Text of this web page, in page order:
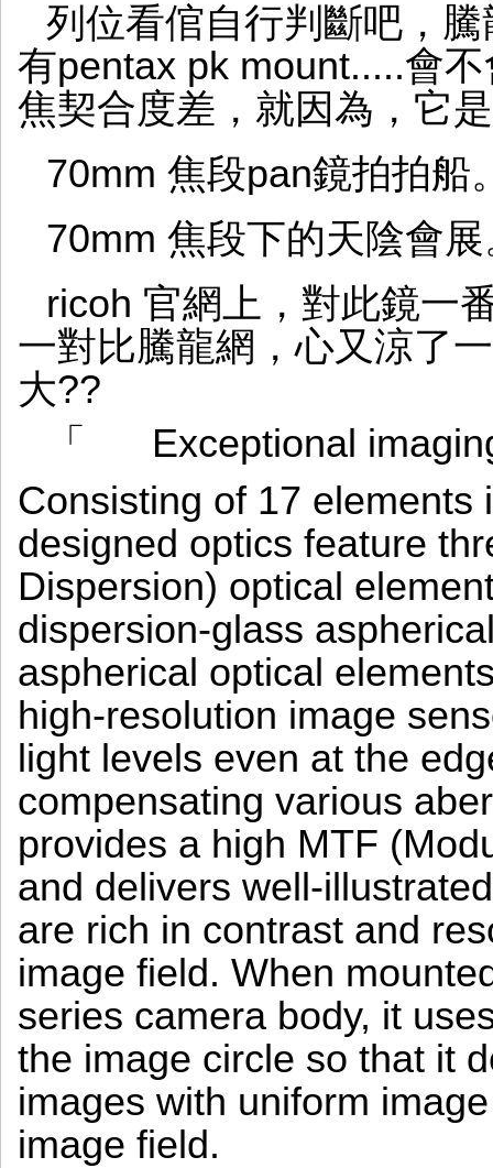
列位看倌自行判斷吧，
有pentax pk mount.....會
焦契合度差，就因為，它
70mm 焦段pan鏡拍拍船
70mm 焦段下的天陰會展
ricoh 官網上，對此鏡一
一對比騰龍網，心又涼了
大??
「 Exceptional
Consisting of 17 elements
designed optics feature
Dispersion) optical
dispersion-glass
aspherical optical
high-resolution image
light levels even at the
compensating various
provides a high MTF
and delivers well-
are rich in contrast and
image field. When
series camera body, it
the image circle so that it
images with uniform
image field.